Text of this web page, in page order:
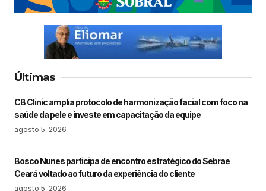
Últimas
CB Clinic amplia protocolo de harmonização facial com foco na
saúde da pele e investe em capacitação da equipe
agosto 5, 2026
Bosco Nunes participa de encontro estratégico do Sebrae
Ceará voltado ao futuro da experiência do cliente
agosto 5, 2026